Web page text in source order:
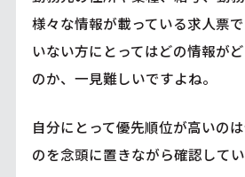
様々な情報が載っている求人票
いない方にとってはどの情報が
のか、一見難しいですよね。
自分にとって優先順位が高いの
のを念頭に置きながら確認してい